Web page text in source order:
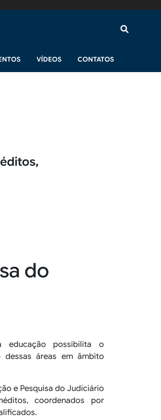
VÍDEOS CONTATOS
do
possibilita o
dessas áreas em âmbito
e Pesquisa do Judiciário
coordenados por